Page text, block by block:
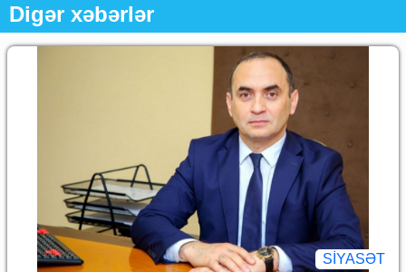
Digər xəbərlər
SİYASƏT